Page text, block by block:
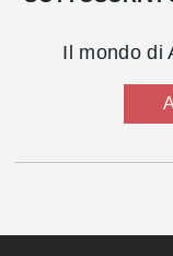
Il mondo di